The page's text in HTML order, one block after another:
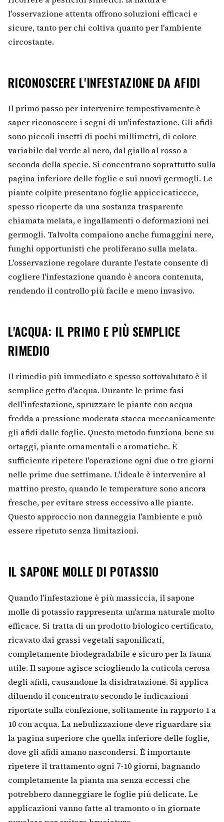
l'osservazione attenta offrono soluzioni efficaci e
sicure, tanto per chi coltiva quanto per l'ambiente
circostante.
RICONOSCERE L'INFESTAZIONE DA AFIDI
Il primo passo per intervenire tempestivamente è
saper riconoscere i segni di un'infestazione. Gli afidi
sono piccoli insetti di pochi millimetri, di colore
variabile dal verde al nero, dal giallo al rosso a
seconda della specie. Si concentrano soprattutto sulla
pagina inferiore delle foglie e sui nuovi germogli. Le
piante colpite presentano foglie appiccicaticcce,
spesso ricoperte da una sostanza trasparente
chiamata melata, e ingallamenti o deformazioni nei
germogli. Talvolta compaiono anche fumaggini nere,
funghi opportunisti che proliferano sulla melata.
L'osservazione regolare durante l'estate consente di
cogliere l'infestazione quando è ancora contenuta,
rendendo il controllo più facile e meno invasivo.
L'ACQUA: IL PRIMO E PIÙ SEMPLICE
RIMEDIO
Il rimedio più immediato e spesso sottovalutato è il
semplice getto d'acqua. Durante le prime fasi
dell'infestazione, spruzzare le piante con acqua
fredda a pressione moderata stacca meccanicamente
gli afidi dalle foglie. Questo metodo funziona bene su
ortaggi, piante ornamentali e aromatiche. È
sufficiente ripetere l'operazione ogni due o tre giorni
nelle prime due settimane. L'ideale è intervenire al
mattino presto, quando le temperature sono ancora
fresche, per evitare stress eccessivo alle piante.
Questo approccio non danneggia l'ambiente e può
essere ripetuto senza limitazioni.
IL SAPONE MOLLE DI POTASSIO
Quando l'infestazione è più massiccia, il sapone
molle di potassio rappresenta un'arma naturale molto
efficace. Si tratta di un prodotto biologico certificato,
ricavato dai grassi vegetali saponificati,
completamente biodegradabile e sicuro per la fauna
utile. Il sapone agisce sciogliendo la cuticola cerosa
degli afidi, causandone la disidratazione. Si applica
diluendo il concentrato secondo le indicazioni
riportate sulla confezione, solitamente in rapporto 1 a
10 con acqua. La nebulizzazione deve riguardare sia
la pagina superiore che quella inferiore delle foglie,
dove gli afidi amano nascondersi. È importante
ripetere il trattamento ogni 7-10 giorni, bagnando
completamente la pianta ma senza eccessi che
potrebbero danneggiare le foglie più delicate. Le
applicazioni vanno fatte al tramonto o in giornate